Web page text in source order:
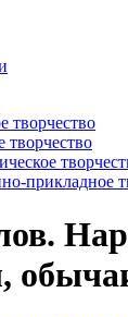
творчество
творчество
прикладное